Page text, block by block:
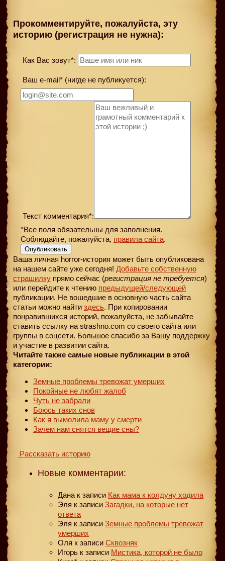
Прокомментируйте, пожалуйста, эту
историю (регистрация не нужна):
Как Вас зовут*:
Ваш e-mail* (нигде не публикуется):
Текст комментария*:
*Все поля обязательны для заполнения.
Соблюдайте, пожалуйста, правила сайта.
Опубликовать
Ваша личная horror-история может быть опубликована
на нашем сайте уже сегодня! Добавьте собственную
страшилку прямо сейчас (регистрация не требуется)
или перейдите к чтению предыдущей/следующей
публикации. Не вошедшие в основную часть сайта
статьи можно найти здесь. При копировании
понравившихся историй, пожалуйста, не забывайте
ставить ссылку на strashno.com со своего сайта или
группы в соцсети. Большое спасибо за Вашу поддержку
и участие в развитии сайта.
Читайте также самые новые публикации в этой
категории:
Земные проблемы тревожат умерших
Покойные не любят жалоб
Чуть не забрали
Боюсь таких снов
Как я вымолила маму у смерти
Зачем нам снятся вещие сны?
Рассказать историю
Новые комментарии:
Дана к записи Как мама к колдуну ходила
Эля к записи Загадки, на которые нет
ответа
Эля к записи Земные проблемы тревожат
умерших
Оля к записи Сквозняк
Игорь к записи Мистика, которой не было